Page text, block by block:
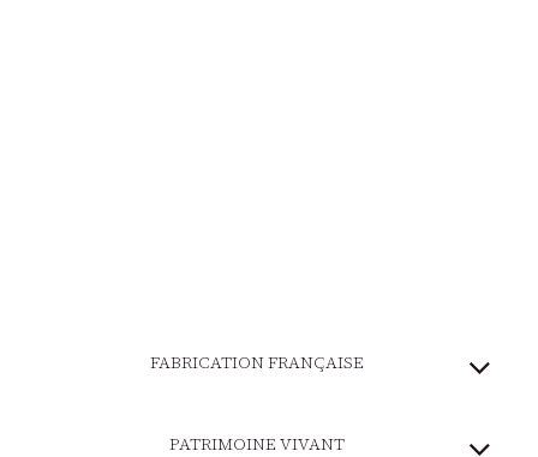
FABRICATION FRANÇAISE
PATRIMOINE VIVANT